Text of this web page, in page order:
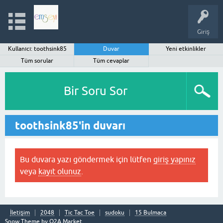
Giriş
Kullanıcı: toothsink85 Duvar
Yeni etkinlikler
Tüm sorular
Tüm cevaplar
Bir Soru Sor
toothsink85'in duvarı
Bu duvara yazı göndermek için lütfen giriş yapınız
veya kayıt olunuz
İletişim 2048 Tic Tac Toe sudoku
15 Bulmaca
Snow Theme by Q2A Market